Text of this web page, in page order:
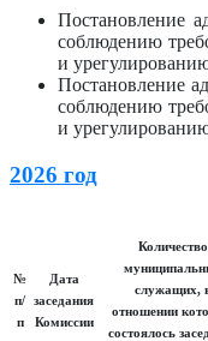
Постановление
соблюдению
и
Постановление
соблюдению
и
2026 год
№
п/
п
Дата
заседания
Комиссии
Количество
служащих,
отношении
состоялось